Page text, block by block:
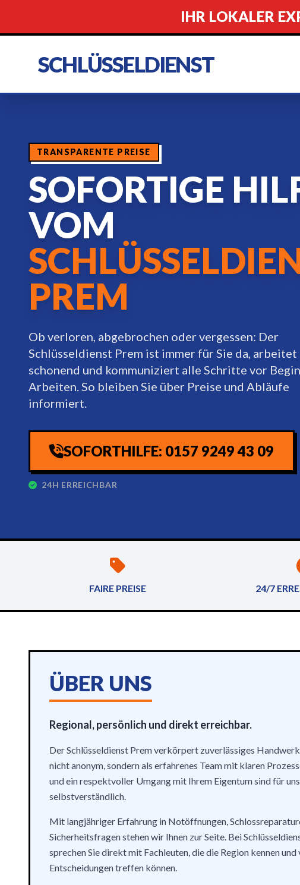
IHR LOKALER
SCHLÜSSELDIENST
TRANSPARENTE PREISE
SOFORTIGE
VOM
PREM
Ob verloren, abgebrochen oder vergessen: Der
Schlüsseldienst Prem ist immer für Sie da, arbeitet
schonend und kommuniziert alle Schritte vor
Arbeiten. So bleiben Sie über Preise und Abläufe
informiert.
SOFORTHILFE: 0157 9249 43 09
24H ERREICHBAR
FAIRE PREISE 24/7
ÜBER UNS
Regional, persönlich und direkt erreichbar.
Der Schlüsseldienst Prem verkörpert zuverlässiges
nicht anonym, sondern als erfahrenes Team mit klaren
und ein respektvoller Umgang mit Ihrem Eigentum sind für uns
selbstverständlich.
Mit langjähriger Erfahrung in Notöffnungen,
Sicherheitsfragen stehen wir Ihnen zur Seite. Bei
sprechen Sie direkt mit Fachleuten, die die Region kennen
Entscheidungen treffen können.